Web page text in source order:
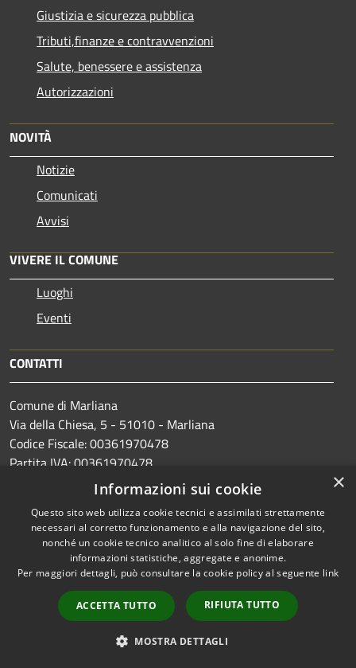
Giustizia e sicurezza pubblica
Tributi,finanze e contravvenzioni
Salute, benessere e assistenza
Autorizzazioni
NOVITÀ
Notizie
Comunicati
Avvisi
VIVERE IL COMUNE
Luoghi
Eventi
CONTATTI
Comune di Marliana
Via della Chiesa, 5 - 51010 - Marliana
Codice Fiscale: 00361970478
Partita IVA: 00361970478
PEC: comune.marliana@postacert.toscana.it
Centralino Unico: +39 0572.69851
Prenotazione appuntamento
Segnalazione disservizio
×
Informazioni sui cookie
Questo sito web utilizza cookie tecnici e assimilati strettamente
necessari al corretto funzionamento e alla navigazione del sito,
nonché un cookie tecnico analitico al solo fine di elaborare
informazioni statistiche, aggregate e anonime.
Per maggiori dettagli, può consultare la cookie policy al seguente link
ACCETTA TUTTO RIFIUTA TUTTO
MOSTRA DETTAGLI